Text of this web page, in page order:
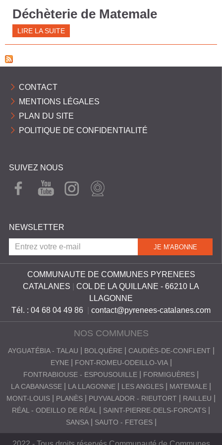
M
U
N
E
S
P
E
S
A
Déchèterie de Matemale
LIRE LA SUITE
CONTACT
MENTIONS LÉGALES
PLAN DU SITE
POLITIQUE DE CONFIDENTIALITÉ
SUIVEZ NOUS
FAC
EBO
YOU
TUB
INST
AGR
WEB
CAM
NEWSLETTER
COMMUNAUTE DE COMMUNES PYRENEES
CATALANES
COL DE LA QUILLANE - 66210 LA
LLAGONNE
Tél. : 04 68 04 49 86
contact@pyrenees-catalanes.com
NOS COMMUNES
AYGUATÉBIA - TALAU BOLQUÈRE
CAUDIÈS-DE-CONFLENT
EYNE
FONT-ROMEU-ODEILLO-VIA
FONTRABIOUSE - ESPOUSOUILLE
FORMIGUÈRES
LA CABANASSE
LA LLAGONNE LES ANGLES
MATEMALE
MONT-LOUIS
PLANÈS PUYVALADOR - RIEUTORT
RAILLEU
RÉAL - ODEILLO DE RÉAL
SAINT-PIERRE-DELS-FORCATS
SANSA
SAUTO - FETGES